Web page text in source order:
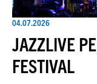
04.07.2026
JAZZLIVE
FESTIVAL